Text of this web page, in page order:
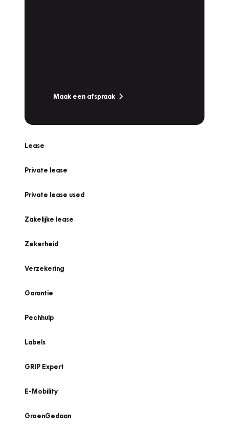
Maak een afspraak
Lease
Private lease
Private lease used
Zakelijke lease
Zekerheid
Verzekering
Garantie
Pechhulp
Labels
GRIP Expert
E-Mobility
GroenGedaan